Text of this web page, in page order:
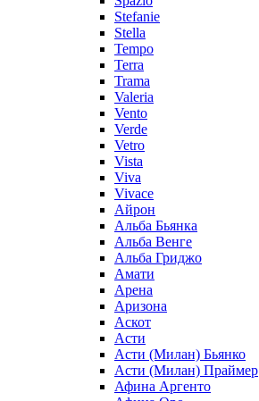
Stefanie
Stella
Tempo
Terra
Trama
Valeria
Vento
Verde
Vetro
Vista
Viva
Vivace
Айрон
Альба Бьянка
Альба Венге
Альба Гриджо
Амати
Арена
Аризона
Аскот
Асти
Асти (Милан) Бьянко
Асти (Милан) Праймер
Афина Аргенто